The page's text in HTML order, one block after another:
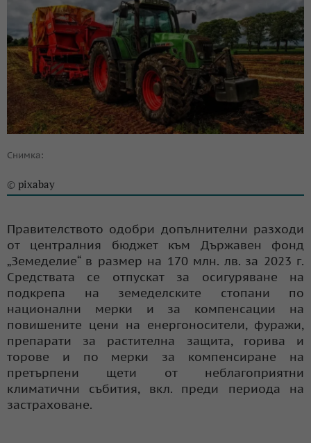
Снимка:
© pixabay
Правителството одобри допълнителни разходи
от централния бюджет към Държавен фонд
„Земеделие“ в размер на 170 млн. лв. за 2023 г.
Средствата се отпускат за осигуряване на
подкрепа на земеделските стопани по
национални мерки и за компенсации на
повишените цени на енергоносители, фуражи,
препарати за растителна защита, горива и
торове и по мерки за компенсиране на
претърпени щети от неблагоприятни
климатични събития, вкл. преди периода на
застраховане.